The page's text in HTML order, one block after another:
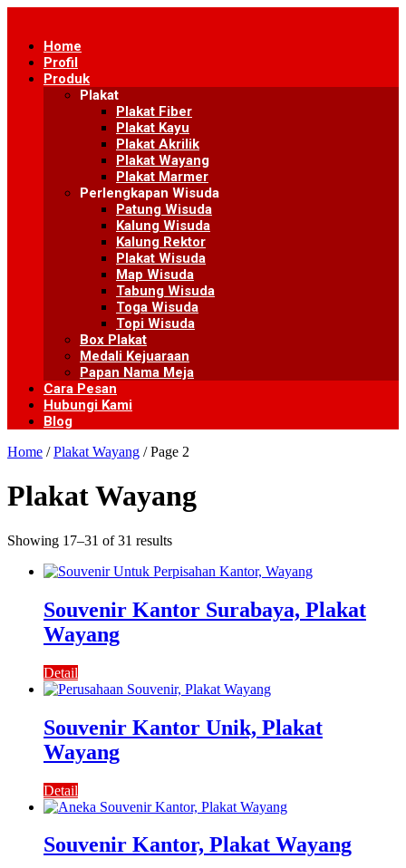
contentHome
Profil
Produk
Plakat
Plakat Fiber
Plakat Kayu
Plakat Akrilik
Plakat Wayang
Plakat Marmer
Perlengkapan Wisuda
Patung Wisuda
Kalung Wisuda
Kalung Rektor
Plakat Wisuda
Map Wisuda
Tabung Wisuda
Toga Wisuda
Topi Wisuda
Box Plakat
Medali Kejuaraan
Papan Nama Meja
Cara Pesan
Hubungi Kami
Blog
Home /Plakat Wayang / Page 2
Plakat Wayang
Showing 17–31 of 31 results
Souvenir Kantor Surabaya, Plakat
Wayang
Detail
Souvenir Kantor Unik, Plakat
Wayang
Detail
Souvenir Kantor, Plakat Wayang